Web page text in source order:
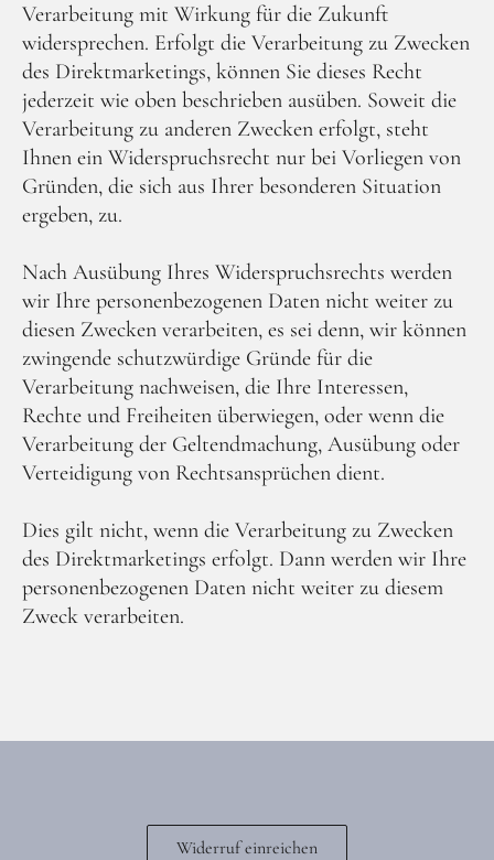
Verarbeitung mit Wirkung für die Zukunft
widersprechen. Erfolgt die Verarbeitung zu Zwecken
des Direktmarketings, können Sie dieses Recht
jederzeit wie oben beschrieben ausüben. Soweit die
Verarbeitung zu anderen Zwecken erfolgt, steht
Ihnen ein Widerspruchsrecht nur bei Vorliegen von
Gründen, die sich aus Ihrer besonderen Situation
ergeben, zu.
Nach Ausübung Ihres Widerspruchsrechts werden
wir Ihre personenbezogenen Daten nicht weiter zu
diesen Zwecken verarbeiten, es sei denn, wir können
zwingende schutzwürdige Gründe für die
Verarbeitung nachweisen, die Ihre Interessen,
Rechte und Freiheiten überwiegen, oder wenn die
Verarbeitung der Geltendmachung, Ausübung oder
Verteidigung von Rechtsansprüchen dient.
Dies gilt nicht, wenn die Verarbeitung zu Zwecken
des Direktmarketings erfolgt. Dann werden wir Ihre
personenbezogenen Daten nicht weiter zu diesem
Zweck verarbeiten.
Widerruf einreichen